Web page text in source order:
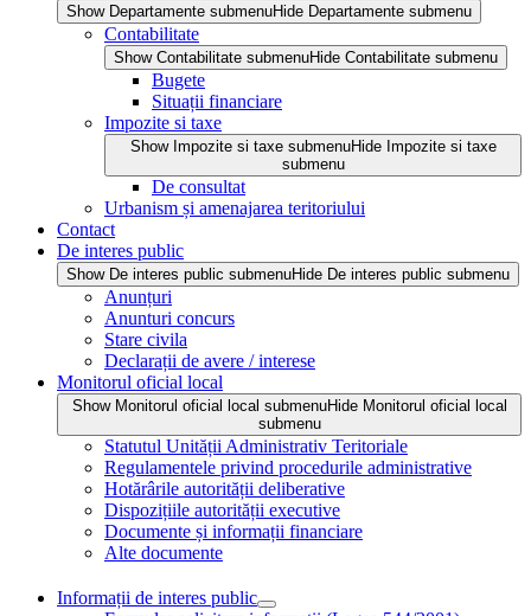
Show Departamente submenuHide Departamente submenu
Contabilitate
Show Contabilitate submenuHide Contabilitate submenu
Bugete
Situații financiare
Impozite si taxe
Show Impozite si taxe submenuHide Impozite si taxe
submenu
De consultat
Urbanism și amenajarea teritoriului
Contact
De interes public
Show De interes public submenuHide De interes public submenu
Anunțuri
Anunturi concurs
Stare civila
Declarații de avere / interese
Monitorul oficial local
Show Monitorul oficial local submenuHide Monitorul oficial local
submenu
Statutul Unității Administrativ Teritoriale
Regulamentele privind procedurile administrative
Hotărârile autorității deliberative
Dispozițiile autorității executive
Documente și informații financiare
Alte documente
Informații de interes public